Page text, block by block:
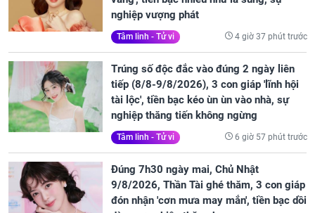
nghiệp vượng phát
Tâm linh - Tử vi 4 giờ 37 phút trước
Trúng số độc đắc vào đúng 2 ngày liên
tiếp (8/8-9/8/2026), 3 con giáp 'lĩnh hội
tài lộc', tiền bạc kéo ùn ùn vào nhà, sự
nghiệp thăng tiến không ngừng
Tâm linh - Tử vi 6 giờ 57 phút trước
Đúng 7h30 ngày mai, Chủ Nhật
9/8/2026, Thần Tài ghé thăm, 3 con giáp
đón nhận 'cơn mưa may mắn', tiền bạc dồi